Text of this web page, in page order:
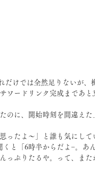
ワードリンク完成まであと3
のに、開始時刻を間違えた
ったよ〜」と誰も気にして
と「6時半からだよ−。あ
っぷりたるや。って、また